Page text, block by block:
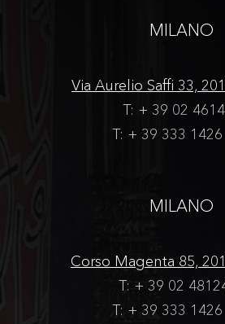
MILANO
Via Aurelio Saffi 33,
T: + 39 02
T: + 39 333 1426
MILANO
Corso Magenta 85,
T: + 39 02
T: + 39 333 1426